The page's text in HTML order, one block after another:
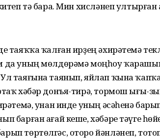
тә бара. Мин хисләнеп ултырған
таяҡҡа ҡалған ирҙең әхирәтемә
да уның мөлдөрәмә моңһоу
таяғына таянып, яйлап ҡына
хәбәр донъя-тирә, тормош ығы-
унан инде уның әсәһенә барып
барған ағай кеше, хәбәре тәүге
төртөлгәс, оторо йәнләнеп,